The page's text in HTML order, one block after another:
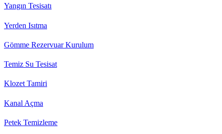
Yangın Tesisatı
Yerden Isıtma
Gömme Rezervuar Kurulum
Temiz Su Tesisat
Klozet Tamiri
Kanal Açma
Petek Temizleme